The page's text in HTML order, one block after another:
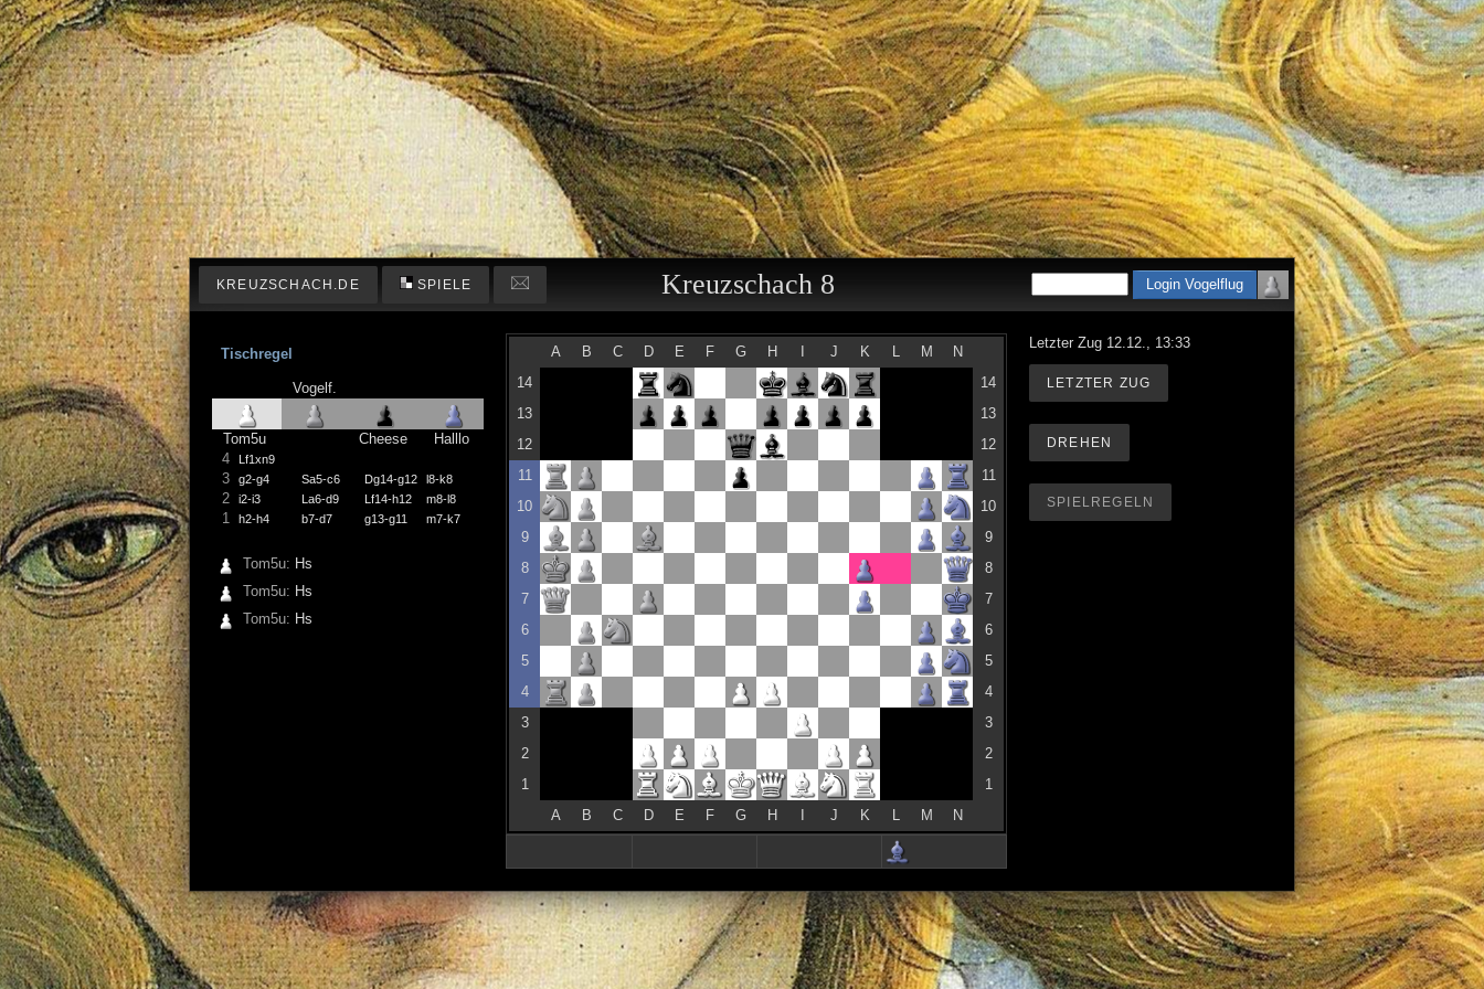
KREUZSCHACH.DE SPIELE Kreuzschach 8
Tischregel
Tom5u
Vogelf.
Cheese
Halllo
4
Lf1xn9
3 g2-g4 Sa5-c6 Dg14-g12 l8-k8
2 i2-i3 La6-d9 Lf14-h12 m8-l8
1 h2-h4 b7-d7 g13-g11 m7-k7
Tom5u: Hs
Tom5u: Hs
Tom5u: Hs
A B C D E F G H J K M
N
14
14
13
13
12
12
11
11
10
10
9
9
8
8
7
7
6
6
5
5
4
4
3
3
2
2
1
1
A
B C D E F G H J K M N
Letzter Zug 12.12., 13:33
LETZTER ZUG
DREHEN
SPIELREGELN